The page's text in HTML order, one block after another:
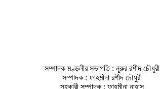
সম্পাদক মণ্ডলীর সভাপতি : নূরুর রশীদ চৌধুরী
সম্পাদক : ফাহমীদা রশীদ চৌধুরী
সহকারী সম্পাদক : ফাহমীনা নাহাস